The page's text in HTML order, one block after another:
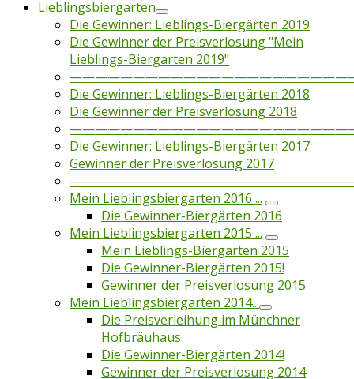
Lieblingsbiergarten
Die Gewinner: Lieblings-Biergärten 2019
Die Gewinner der Preisverlosung "Mein
Lieblings-Biergarten 2019"
Die Gewinner: Lieblings-Biergärten 2018
Die Gewinner der Preisverlosung 2018
Die Gewinner: Lieblings-Biergärten 2017
Gewinner der Preisverlosung 2017
Mein Lieblingsbiergarten 2016 ...
Die Gewinner-Biergärten 2016
Mein Lieblingsbiergarten 2015 ...
Mein Lieblings-Biergarten 2015
Die Gewinner-Biergärten 2015!
Gewinner der Preisverlosung 2015
Mein Lieblingsbiergarten 2014...
Die Preisverleihung im Münchner
Hofbräuhaus
Die Gewinner-Biergärten 2014!
Gewinner der Preisverlosung 2014